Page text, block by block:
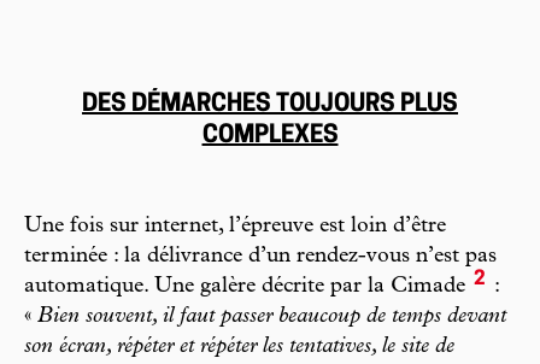
DES DÉMARCHES TOUJOURS PLUS
COMPLEXES
Une fois sur internet, l’épreuve est loin d’être
terminée : la délivrance d’un rendez-vous n’est pas
automatique. Une galère décrite par la Cimade 2 :
« Bien souvent, il faut passer beaucoup de temps devant
son écran, répéter et répéter les tentatives, le site de